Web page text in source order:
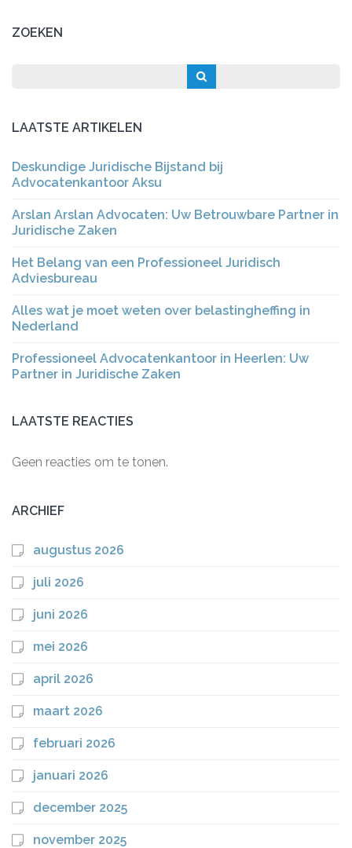
ZOEKEN
LAATSTE ARTIKELEN
Deskundige Juridische Bijstand bij
Advocatenkantoor Aksu
Arslan Arslan Advocaten: Uw Betrouwbare Partner in
Juridische Zaken
Het Belang van een Professioneel Juridisch
Adviesbureau
Alles wat je moet weten over belastingheffing in
Nederland
Professioneel Advocatenkantoor in Heerlen: Uw
Partner in Juridische Zaken
LAATSTE REACTIES
Geen reacties om te tonen.
ARCHIEF
augustus 2026
juli 2026
juni 2026
mei 2026
april 2026
maart 2026
februari 2026
januari 2026
december 2025
november 2025